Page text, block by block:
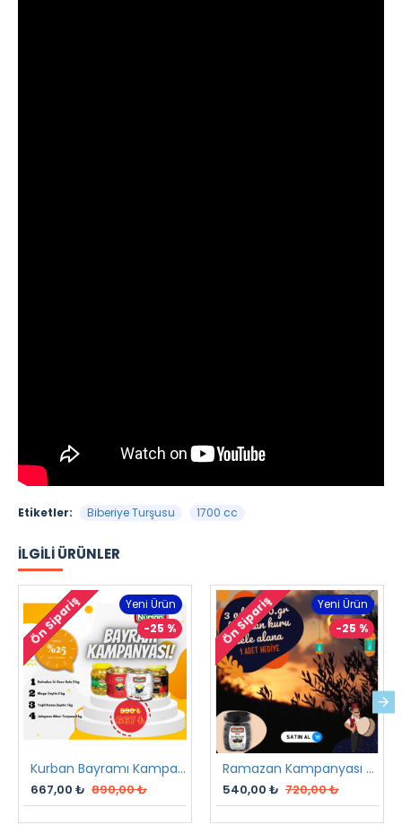
Etiketler: Biberiye Turşusu 1700 cc
İLGILI ÜRÜNLER
Yeni Ürün
-25 %
Ön Sipariş
Kurban Bayramı Kampanyası
667,00 ₺ 890,00 ₺
Yeni Ürün
-25 %
Ön Sipariş
Ramazan Kampanyası 2 2023
540,00 ₺ 720,00 ₺